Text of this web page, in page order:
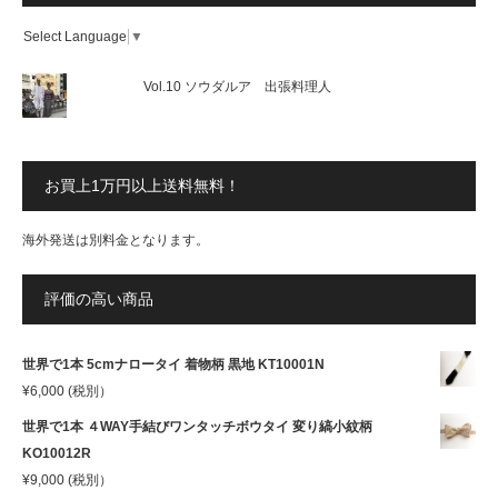
Select Language ▼
Vol.10 ソウダルア 出張料理人
お買上1万円以上送料無料！
海外発送は別料金となります。
評価の高い商品
世界で1本 5cmナロータイ 着物柄 黒地 KT10001N
¥6,000 (税別）
世界で1本 ４WAY手結びワンタッチボウタイ 変り縞小紋柄
KO10012R
¥9,000 (税別）